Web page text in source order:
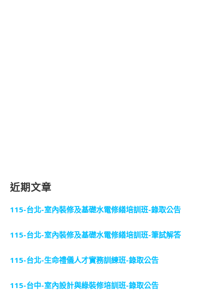
近期文章
115-台北-室內裝修及基礎水電修繕培訓班-錄取公告
115-台北-室內裝修及基礎水電修繕培訓班-筆試解答
115-台北-生命禮儀人才實務訓練班-錄取公告
115-台中-室內設計與綠裝修培訓班-錄取公告